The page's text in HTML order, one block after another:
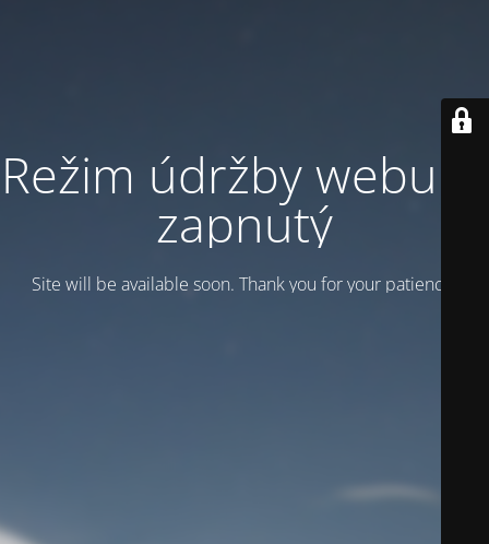
Režim údržby webu je
zapnutý
Site will be available soon. Thank you for your patience!